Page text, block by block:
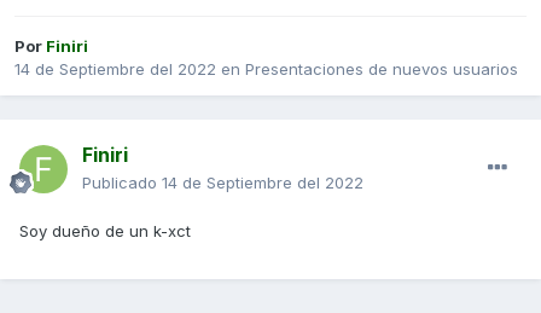
Por Finiri
14 de Septiembre del 2022 en Presentaciones de nuevos usuarios
Finiri
Publicado 14 de Septiembre del 2022
Soy dueño de un k-xct